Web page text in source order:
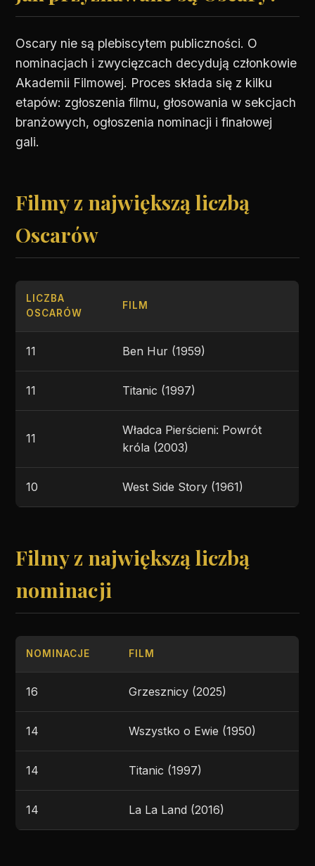
Oscary nie są plebiscytem publiczności. O
nominacjach i zwycięzcach decydują członkowie
Akademii Filmowej. Proces składa się z kilku
etapów: zgłoszenia filmu, głosowania w sekcjach
branżowych, ogłoszenia nominacji i finałowej
gali.
Filmy z największą liczbą
Oscarów
LICZBA
OSCARÓW
FILM
11 Ben Hur (1959)
11 Titanic (1997)
11
Władca Pierścieni: Powrót
króla (2003)
10 West Side Story (1961)
Filmy z największą liczbą
nominacji
NOMINACJE FILM
16 Grzesznicy (2025)
14 Wszystko o Ewie (1950)
14 Titanic (1997)
14 La La Land (2016)